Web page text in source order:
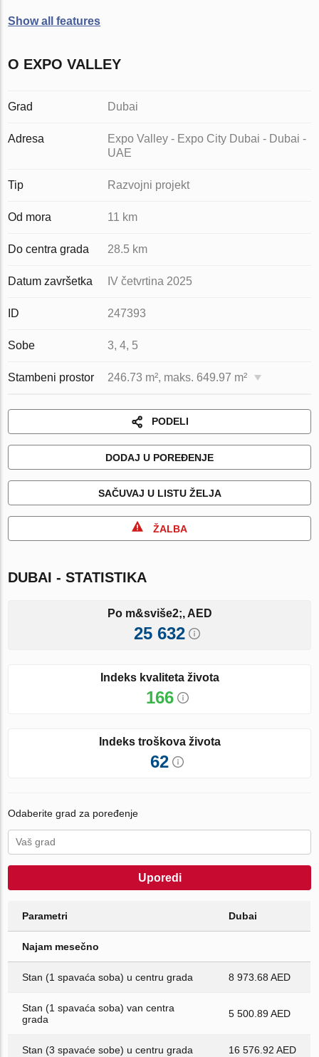
Show all features
O EXPO VALLEY
Grad Dubai
Adresa
Expo Valley - Expo City Dubai - Dubai -
UAE
Tip Razvojni projekt
Od mora 11 km
Do centra grada 28.5 km
Datum završetka IV četvrtina 2025
ID 247393
Sobe 3, 4, 5
Stambeni prostor 246.73 m², maks. 649.97 m²
PODELI
DODAJ U POREĐENJE
SAČUVAJ U LISTU ŽELJA
ŽALBA
DUBAI - STATISTIKA
Po m&sviše2;, AED
25 632
Indeks kvaliteta života
166
Indeks troškova života
62
Odaberite grad za poređenje
Uporedi
Parametri Dubai
Najam mesečno
Stan (1 spavaća soba) u centru grada 8 973.68 AED
Stan (1 spavaća soba) van centra
grada
5 500.89 AED
Stan (3 spavaće sobe) u centru grada 16 576.92 AED